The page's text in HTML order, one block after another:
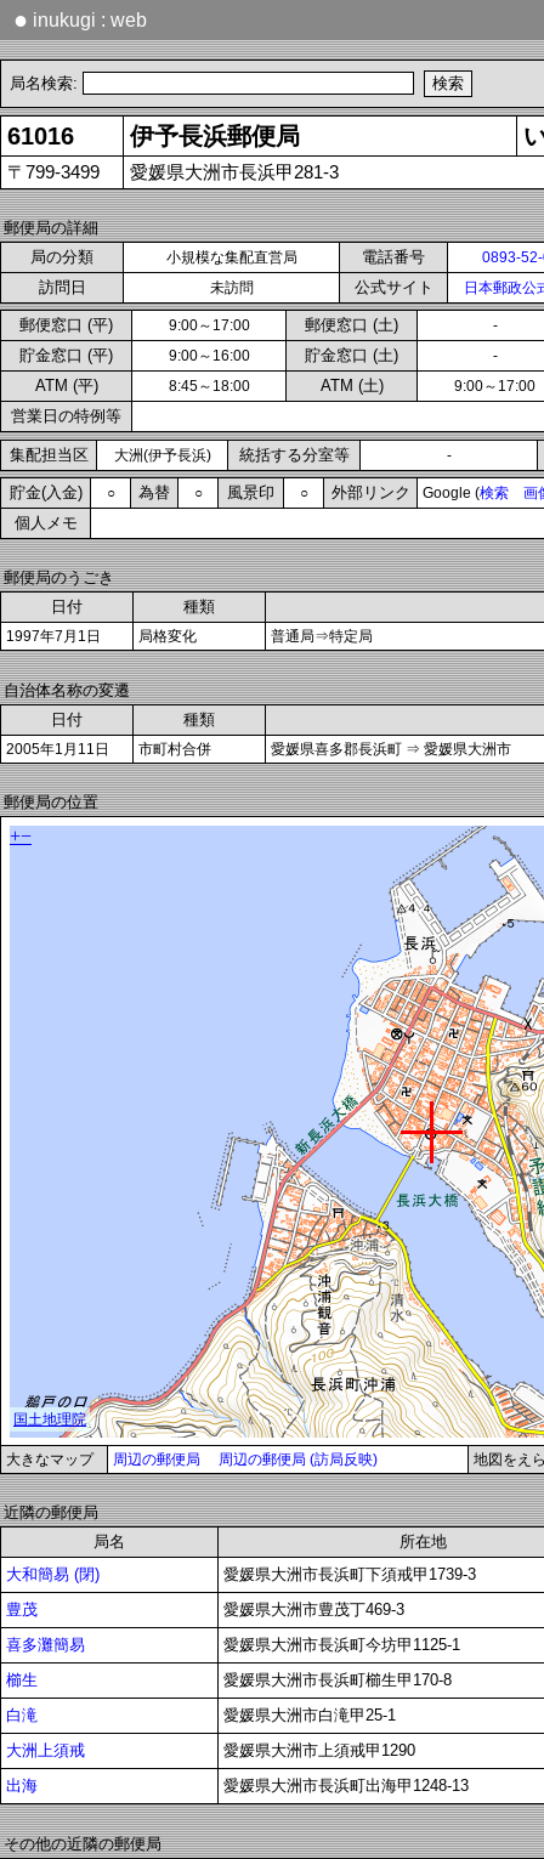
● inukugi : web
局名検索:
61016 伊予長浜郵便局
〒799-3499 愛媛県大洲市長浜甲281-3
郵便局の詳細
局の分類
小規模な集配直営局 電話番号 0893-
訪問日 未訪問 公式サイト 日本郵政公
郵便窓口 (平) 9:00～17:00 郵便窓口 (土) -
貯金窓口 (平) 9:00～16:00 貯金窓口 (土) -
ATM (平) 8:45～18:00 ATM (土) 9:00～17:00
営業日の特例等
集配担当区 大洲(伊予長浜) 統括する分室等 -
貯金(入金) ○ 為替 ○ 風景印 ○ 外部リンク Google (検索 画
個人メモ
郵便局のうごき
日付
種類
1997年7月1日 局格変化 普通局⇒特定局
自治体名称の変遷
日付
種類
2005年1月11日 市町村合併 愛媛県喜多郡長浜町 ⇒ 愛媛県大洲市
郵便局の位置
大きなマップ 周辺の郵便局 周辺の郵便局 (訪局反映) 地図をえ
近隣の郵便局
局名
所在地
大和簡易 (閉)
愛媛県大洲市長浜町下須戒甲1739-3
豊茂
愛媛県大洲市豊茂丁469-3
喜多灘簡易
愛媛県大洲市長浜町今坊甲1125-1
櫛生
愛媛県大洲市長浜町櫛生甲170-8
白滝
愛媛県大洲市白滝甲25-1
大洲上須戒
愛媛県大洲市上須戒甲1290
出海
愛媛県大洲市長浜町出海甲1248-13
その他の近隣の郵便局